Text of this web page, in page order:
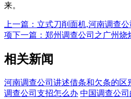
来。
上一篇：立式刀削面机,河南调查
项下一篇：郑州调查公司之广州烧
相关新闻
河南调查公司讲述借条和欠条的区
调查公司支招怎么办 中国调查公